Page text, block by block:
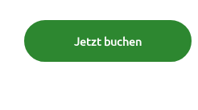
Jetzt buchen